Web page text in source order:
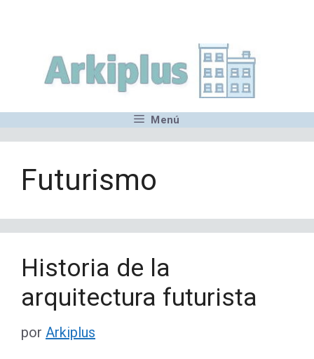
contenido
Menú
Futurismo
Historia de la
arquitectura futurista
por Arkiplus